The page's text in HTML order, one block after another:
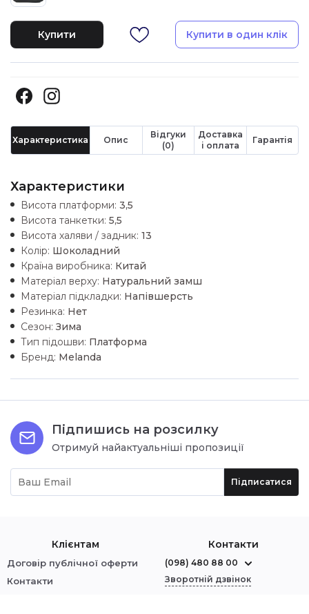
Купити Купити в один клік
Характеристика Опис
Відгуки
(0)
Доставка
і оплата
Гарантія
Характеристики
Висота платформи: 3,5
Висота танкетки: 5,5
Висота халяви / задник: 13
Колір: Шоколадний
Країна виробника: Китай
Матеріал верху: Натуральний замш
Матеріал підкладки: Напівшерсть
Резинка: Нет
Сезон: Зима
Тип підошви: Платформа
Бренд: Melanda
Підпишись на розсилку
Отримуй найактуальніші пропозиції
Підписатися
Клієнтам
Договір публічної оферти
Контакти
Контакти
(098) 480 88 00
Зворотній дзвінок